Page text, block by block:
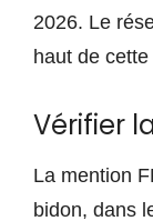
2026. Le
haut de
Vérifier
La mention
bidon, dans